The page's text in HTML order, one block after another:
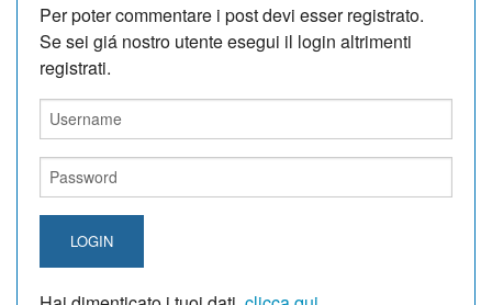
Per poter commentare i post devi esser registrato.
Se sei giá nostro utente esegui il login altrimenti
registrati.
LOGIN